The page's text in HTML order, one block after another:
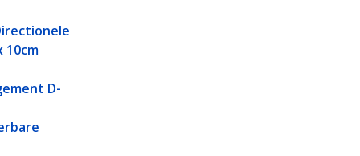
10cm
D-